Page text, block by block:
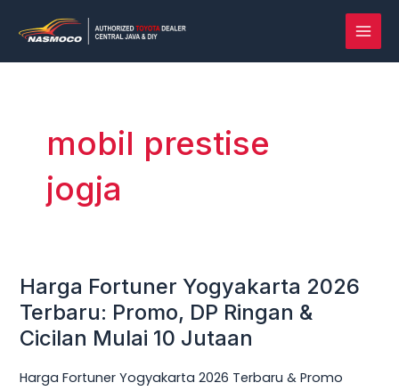
konten
mobil prestise
jogja
Harga Fortuner Yogyakarta 2026
Terbaru: Promo, DP Ringan &
Cicilan Mulai 10 Jutaan
Harga Fortuner Yogyakarta 2026 Terbaru & Promo
Harga
Fortuner
Yogyakarta
Terbaru: